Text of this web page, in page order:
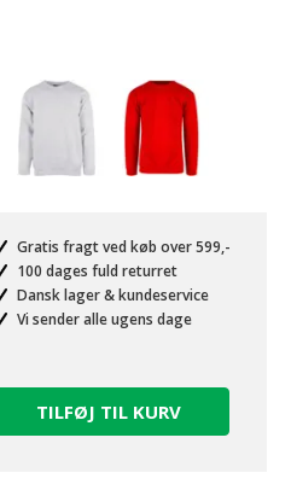
Gratis fragt ved køb over 599,-
100 dages fuld returret
Dansk lager & kundeservice
Vi sender alle ugens dage
TILFØJ TIL KURV